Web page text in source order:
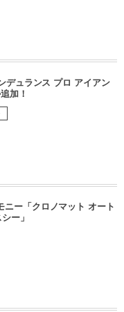
デュランス プロ アイアン
加！
ニー「クロノマット オート
ー」